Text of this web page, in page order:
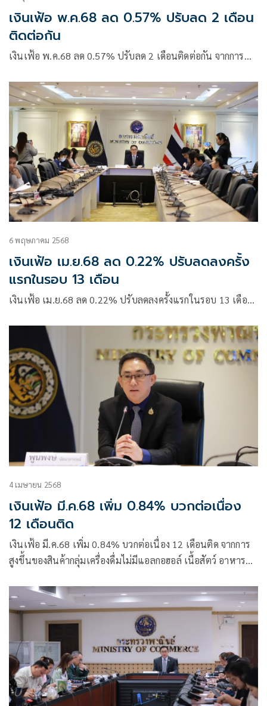
เงินเฟ้อ พ.ค.68 ลด 0.57% ปรับลด 2 เดือน
ติดต่อกัน
เงินเฟ้อ พ.ค.68 ลด 0.57% ปรับลด 2 เดือนติดต่อกัน จากการ…
6 พฤษภาคม 2568
เงินเฟ้อ เม.ย.68 ลด 0.22% ปรับลดลงครั้ง
แรกในรอบ 13 เดือน
เงินเฟ้อ เม.ย.68 ลด 0.22% ปรับลดลงครั้งแรกในรอบ 13 เดือ…
4 เมษายน 2568
เงินเฟ้อ มี.ค.68 เพิ่ม 0.84% บวกต่อเนื่อง
12 เดือนติด
เงินเฟ้อ มี.ค.68 เพิ่ม 0.84% บวกต่อเนื่อง 12 เดือนติด จากการ
สูงขึ้นของสินค้ากลุ่มเครื่องดื่มไม่มีแอลกอฮอล์ เนื้อสัตว์ อาหาร
คาดไตรมาส 2 สูงขึ้นแบบชะลอตัวลง เตรียมปรับเป้าเงินเฟ้อทั้ง
ปี 68 ใหม่ นำผลกระทบทรัมป์ขึ้นภาษีมารวม หากมีความชัดเจน
คาดประกาศได้ต้น พ.ค.นี้ ยันแผ่นดินไหว ไม่กระทบราคาสินค้า
เว้นกลุ่มวัสดุก่อสร้าง